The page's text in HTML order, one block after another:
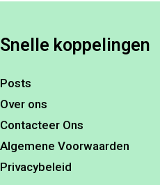
Snelle koppelingen
Posts
Over ons
Contacteer Ons
Algemene Voorwaarden
Privacybeleid